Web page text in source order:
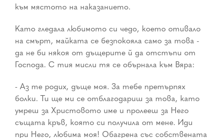
към мястото на наказанието.
Като гледала любимото си чедо, което отивало
на смърт, майката се безпокояла само за това -
да не би някоя от дъщерите й да отстъпи от
Господа. С тия мисли тя се обърнала към Вяра:
- Аз те родих, дъще моя. За тебе претърпях
болки. Ти ще ми се отблагодариш за това, като
умреш за Христовото име и пролееш за Него
същата кръв, която си получила от мене. Иди
при Него, любима моя! Обагрена със собствената